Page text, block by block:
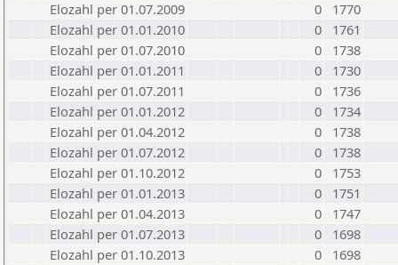
Elozahl per 01.07.2009
0
1770
Elozahl per 01.01.2010
0
1761
Elozahl per 01.07.2010
0
1738
Elozahl per 01.01.2011
0
1730
Elozahl per 01.07.2011
0
1736
Elozahl per 01.01.2012
0
1734
Elozahl per 01.04.2012
0
1738
Elozahl per 01.07.2012
0
1738
Elozahl per 01.10.2012
0
1753
Elozahl per 01.01.2013
0
1751
Elozahl per 01.04.2013
0
1747
Elozahl per 01.07.2013
0
1698
Elozahl per 01.10.2013
0
1698